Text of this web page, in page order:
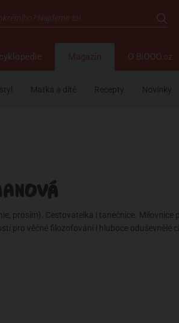
Magazín O BiOOO.cz
Matka a dítě Recepty Novinky
prosím). Cestovatelka i tanečnice.
pro věčné filozofování i hluboce oduševnělé